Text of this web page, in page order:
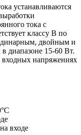
устанавливаются
тока с
классу В по
двойным и
диапазоне 15-60 Вт.
напряжениях
входе